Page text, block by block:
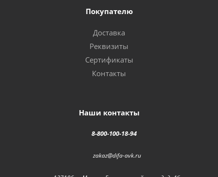
Покупателю
Доставка
Реквизиты
Сертификаты
Контакты
Наши контакты
8-800-100-18-94
zakaz@difa-avk.ru